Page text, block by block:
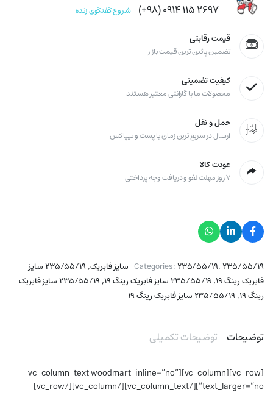
۲۶۹۷ ۱۱۵ ۰۹۱۴ (۹۸+) شروع گفتگوی زنده
قیمت رقابتی
تضمین پائین ترین قیمت بازار
کیفیت تضمینی
محصولات ما با گارانتی معتبر هستند
حمل و نقل
ارسال در سریع ترین زمان با پست و تیپاکس
عودت کالا
۷ روز مهلت لغو و دریافت وجه پرداختی
Categories:۲۳۵/۵۵/۱۹,۲۳۵/۵۵/۱۹ سایز فابریک ,
۲۳۵/۵۵/۱۹ سایز
فابریک رینگ ۱۹ , ۲۳۵/۵۵/۱۹ سایز فابریک رینگ ۱۹ ,
۲۳۵/۵۵/۱۹ سایز فابریک
رینگ ۱۹
, ۲۳۵/۵۵/۱۹ سایز فابریک رینگ ۱۹
توضیحات توضیحات تکمیلی
[vc_row][vc_column][vc_column_text woodmart_inline=”no”
text_larger=”no”][/vc_column_text][/vc_column][/vc_row]